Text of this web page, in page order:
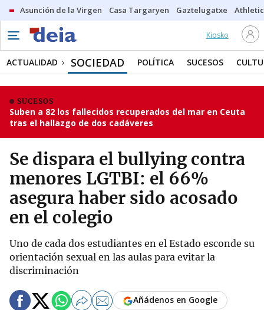
Asunción de la Virgen Casa Targaryen Gaztelugatxe Athletic
Kiosko
ACTUALIDAD SOCIEDAD POLÍTICA SUCESOS
SUCESOS
Suben a 82 los fallecidos recuperados del mar en Ceuta
tras el hallazgo de dos cadáveres
Se dispara el bullying contra
menores LGTBI: el 66%
asegura haber sido acosado
en el colegio
Uno de cada dos estudiantes en el Estado esconde su
orientación sexual en las aulas para evitar la
discriminación
Añádenos en Google